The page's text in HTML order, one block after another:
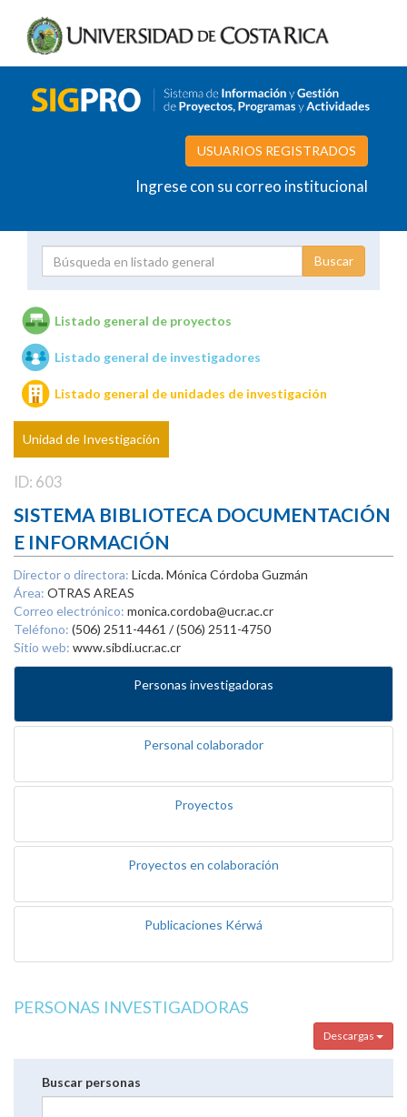
USUARIOS REGISTRADOS
Ingrese con su correo institucional
Unidades de investigación
Listado general de proyectos
Listado general de investigadores
Listado general de unidades de investigación
Unidad de Investigación
ID: 603
SISTEMA BIBLIOTECA DOCUMENTACIÓN
E INFORMACIÓN
Director o directora: Licda. Mónica Córdoba Guzmán
Área: OTRAS AREAS
Correo electrónico: monica.cordoba@ucr.ac.cr
Teléfono: (506) 2511-4461 / (506) 2511-4750
Sitio web: www.sibdi.ucr.ac.cr
Personas investigadoras
Personal colaborador
Proyectos
Proyectos en colaboración
Publicaciones Kérwá
PERSONAS INVESTIGADORAS
Descargas
Buscar personas